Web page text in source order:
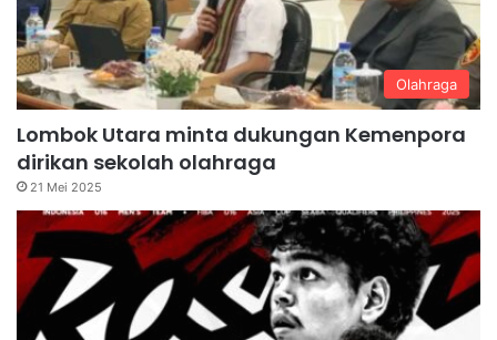
Olahraga
Lombok Utara minta dukungan Kemenpora
dirikan sekolah olahraga
21 Mei 2025